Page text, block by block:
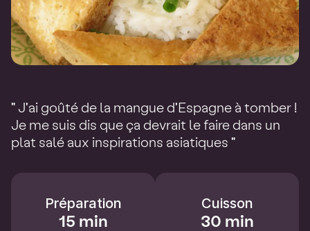
" J'ai goûté de la mangue d'Espagne à tomber !
Je me suis dis que ça devrait le faire dans un
plat salé aux inspirations asiatiques "
Préparation
15 min
Cuisson
30 min